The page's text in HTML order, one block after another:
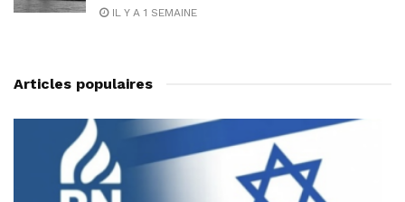
IL Y A 1 SEMAINE
Articles populaires